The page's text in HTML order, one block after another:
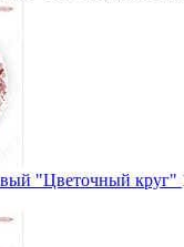
"Цветочный круг"